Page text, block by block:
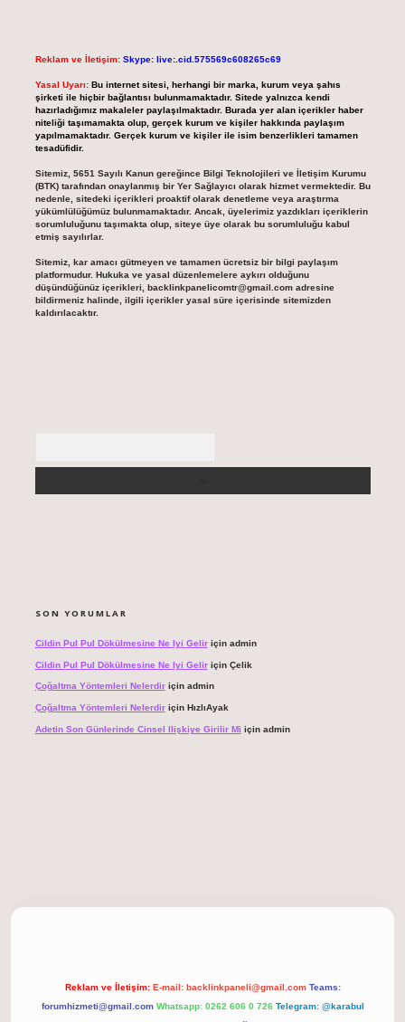
Reklam ve İletişim: Skype: live:.cid.575569c608265c69
Yasal Uyarı: Bu internet sitesi, herhangi bir marka, kurum veya şahıs
şirketi ile hiçbir bağlantısı bulunmamaktadır. Sitede yalnızca kendi
hazırladığımız makaleler paylaşılmaktadır. Burada yer alan içerikler haber
niteliği taşımamakta olup, gerçek kurum ve kişiler hakkında paylaşım
yapılmamaktadır. Gerçek kurum ve kişiler ile isim benzerlikleri tamamen
tesadüfidir.
Sitemiz, 5651 Sayılı Kanun gereğince Bilgi Teknolojileri ve İletişim Kurumu
(BTK) tarafından onaylanmış bir Yer Sağlayıcı olarak hizmet vermektedir. Bu
nedenle, sitedeki içerikleri proaktif olarak denetleme veya araştırma
yükümlülüğümüz bulunmamaktadır. Ancak, üyelerimiz yazdıkları içeriklerin
sorumluluğunu taşımakta olup, siteye üye olarak bu sorumluluğu kabul
etmiş sayılırlar.
Sitemiz, kar amacı gütmeyen ve tamamen ücretsiz bir bilgi paylaşım
platformudur. Hukuka ve yasal düzenlemelere aykırı olduğunu
düşündüğünüz içerikleri, backlinkpanelicomtr@gmail.comadresine
bildirmeniz halinde, ilgili içerikler yasal süre içerisinde sitemizden
kaldırılacaktır.
SON YORUMLAR
Cildin Pul Pul Dökülmesine Ne Iyi Geliriçin admin
Cildin Pul Pul Dökülmesine Ne Iyi Geliriçin Çelik
Çoğaltma Yöntemleri Nelerdiriçin admin
Çoğaltma Yöntemleri Nelerdiriçin HızlıAyak
Adetin Son Günlerinde Cinsel Ilişkiye Girilir Mi için admin
Reklam ve İletişim: E-mail: backlinkpaneli@gmail.com Teams:
forumhizmeti@gmail.com Whatsapp: 0262 606 0 726 Telegram: @karabul